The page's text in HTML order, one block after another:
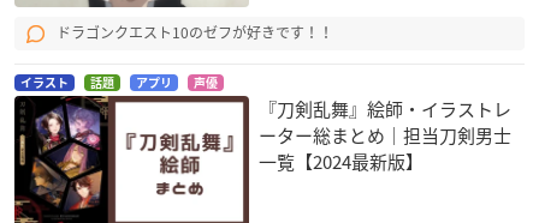
灼眼のシャナII
池速人
ななついろ★ドロッ
プス
ドラゴンクエスト10のゼフが好きです！！
イラスト 話題 アプリ 声優
『刀剣乱舞』絵師・イラストレ
ーター総まとめ｜担当刀剣男士
一覧【2024最新版】